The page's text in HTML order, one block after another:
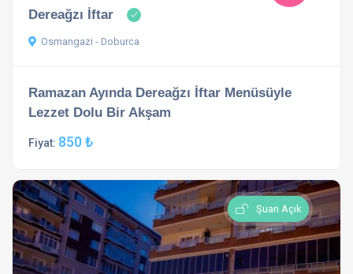
Dereağzı İftar
Osmangazi - Doburca
Ramazan Ayında Dereağzı İftar Menüsüyle
Lezzet Dolu Bir Akşam
Fiyat: 850 ₺
Şuan Açık